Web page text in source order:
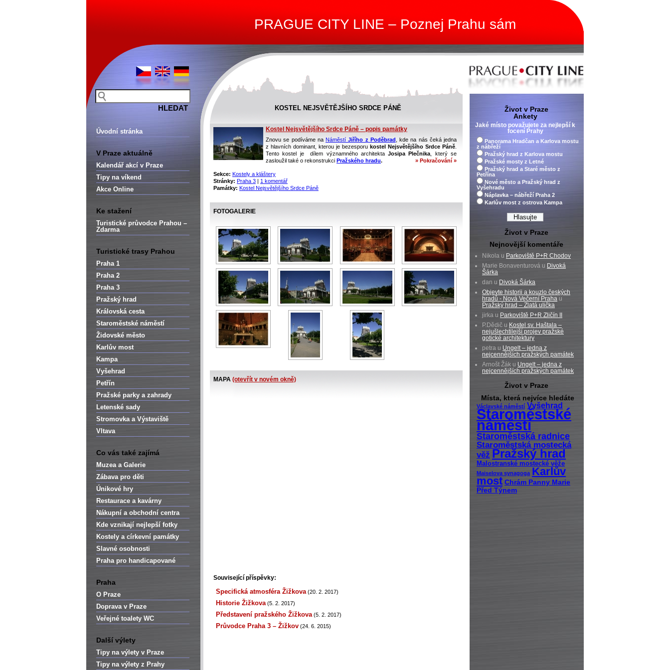
PRAGUE CITY LINE – Poznej Prahu sám
Úvodní stránka
V Praze aktuálně
Kalendář akcí v Praze
Tipy na víkend
Akce Online
Ke stažení
Turistické průvodce Prahou –
Zdarma
Turistické trasy Prahou
Praha 1
Praha 2
Praha 3
Pražský hrad
Královská cesta
Staroměstské náměstí
Židovské město
Karlův most
Kampa
Vyšehrad
Petřín
Pražské parky a zahrady
Letenské sady
Stromovka a Výstaviště
Vltava
Co vás také zajímá
Muzea a Galerie
Zábava pro děti
Únikové hry
Restaurace a kavárny
Nákupní a obchodní centra
Kde vznikají nejlepší fotky
Kostely a církevní památky
Slavné osobnosti
Praha pro handicapované
Praha
O Praze
Doprava v Praze
Veřejné toalety WC
Další výlety
Tipy na výlety v Praze
Tipy na výlety z Prahy
KOSTEL NEJSVĚTĚJŠÍHO SRDCE PÁNĚ
Kostel Nejsvětějšího Srdce Páně – popis památky
Znovu se podíváme na Náměstí Jiřího z Poděbrad , kde na nás čeká jedna
z hlavních dominant, kterou je bezesporu kostel Nejsvětějšího Srdce Páně
Tento kostel je dílem významného architektaJosipa Plečnika , který se
zasloužil také o rekonstrukci Pražského hradu. » Pokračování »
Sekce: Kostely a kláštery
Stránky: Praha 3 | 1 komentář
Památky: Kostel Nejsvětějšího Srdce Páně
FOTOGALERIE
MAPA (otevřít v novém okně)
Související příspěvky:
Specifická atmosféra Žižkova (20. 2. 2017)
Historie Žižkova (5. 2. 2017)
Představení pražského Žižkova (5. 2. 2017)
Průvodce Praha 3 – Žižkov (24. 6. 2015)
Život v Praze
Ankety
Jaké místo považujete za nejlepší k
focení Prahy
Panorama Hradčan a Karlova mostu
z nábřeží
Pražský hrad z Karlova mostu
Pražské mosty z Letné
Pražský hrad a Staré město z
Petřína
Nové město a Pražský hrad z
Vyšehradu
Náplavka – nábřeží Praha 2
Karlův most z ostrova Kampa
Život v Praze
Nejnovější komentáře
Nikola u Parkoviště P+R Chodov
Marie Bonaventurová u Divoká
Šárka
dan u Divoká Šárka
Objevte historii a kouzlo českých
hradů - Nová Večerní Praha u
Pražský hrad – Zlatá ulička
jirka u Parkoviště P+R Zličín II
P.Dědič u Kostel sv. Haštala –
nejušlechtilejší projev pražské
gotické architektury
petra u Ungelt – jedna z
nejcennějších pražských památek
Arnošt Žák u Ungelt – jedna z
nejcennějších pražských památek
Život v Praze
Místa, která nejvíce hledáte
Václavské náměstí Vyšehrad
Staroměstské
náměstí
Staroměstská radnice
Staroměstská mostecká
věž Pražský hrad
Malostranské mostecké věže
Maiselova synagoga Karlův
most Chrám Panny Marie
Před Týnem